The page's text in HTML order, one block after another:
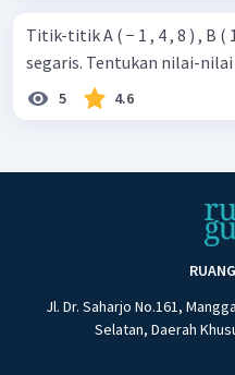
Titik-titik A ( − 1 , 4 , 8 ) , B (
segaris. Tentukan nilai-nilai
5 4.6
Jl. Dr. Saharjo No.161,
Selatan, Daerah